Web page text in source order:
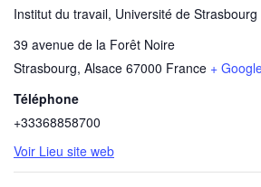
Institut du travail, Université de Strasbourg
39 avenue de la Forêt Noire
Strasbourg, Alsace 67000 France +
Téléphone
+33368858700
Voir Lieu site web